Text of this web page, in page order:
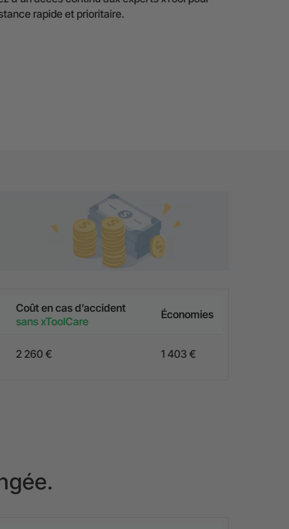
rapide et prioritaire.
Coût en cas d’accident
sans xToolCare
Économies
2 260 € 1 403 €